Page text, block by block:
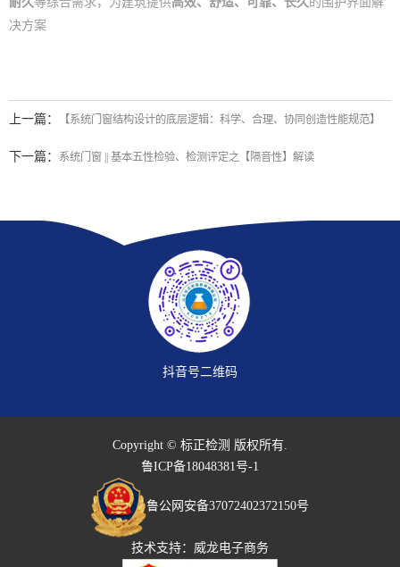
决方案
上一篇： 【系统门窗结构设计的底层逻辑：科学、合理、协同创造性能规范】
下一篇： 系统门窗 || 基本五性检验、检测评定之【隔音性】解读
抖音号二维码
Copyright © 标正检测 版权所有.
鲁ICP备18048381号-1
鲁公网安备37072402372150号
技术支持： 威龙电子商务